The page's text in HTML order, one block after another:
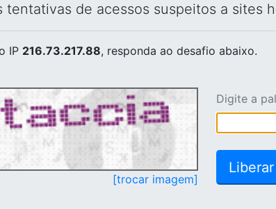
tentativas de acessos suspeitos a sites
IP 216.73.217.88, responda ao desafio abaixo.
[trocar imagem]
Digite a